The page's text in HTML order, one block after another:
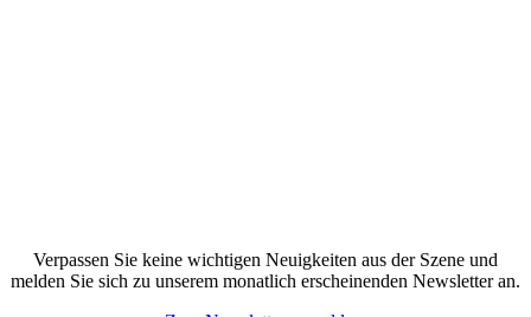
Verpassen Sie keine wichtigen Neuigkeiten aus der Szene und
melden Sie sich zu unserem monatlich erscheinenden Newsletter an.